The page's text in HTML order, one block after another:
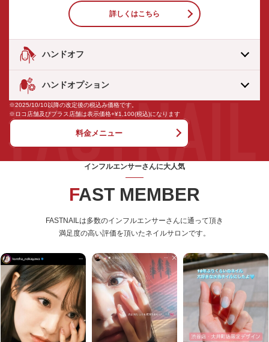
詳しくはこちら
ハンドオフ
ハンドオプション
※2025/10/10以降の改定後の税込み価格です。
※ロコ店舗及びプラス店舗は表示価格+¥1,100(税込)になります
料金メニュー
インフルエンサーさんに大人気
FAST MEMBER
FASTNAILは多数のインフルエンサーさんに通って頂き
満足度の高い評価を頂いたネイルサロンです。